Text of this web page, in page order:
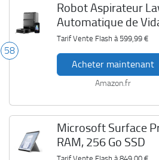
58
Robot Aspirateur
Automatique de
Ultra
Tarif Vente Flash à 599,99 €
Acheter maintenant
Amazon.fr
Microsoft Surface
RAM, 256 Go SSD